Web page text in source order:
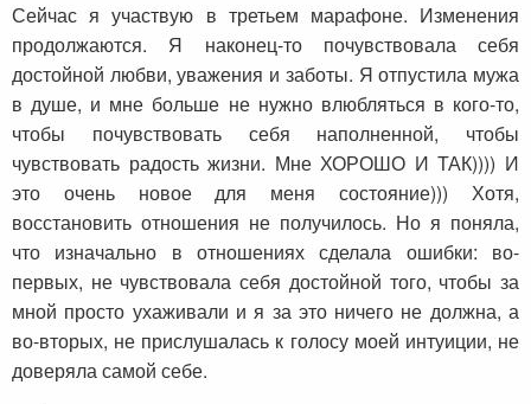
Сейчас я участвую в третьем марафоне. Изменения
продолжаются. Я наконец-то почувствовала себя
достойной любви, уважения и заботы. Я отпустила мужа
в душе, и мне больше не нужно влюбляться в кого-то,
чтобы почувствовать себя наполненной, чтобы
чувствовать радость жизни. Мне ХОРОШО И ТАК)))) И
это очень новое для меня состояние))) Хотя,
восстановить отношения не получилось. Но я поняла,
что изначально в отношениях сделала ошибки: во-
первых, не чувствовала себя достойной того, чтобы за
мной просто ухаживали и я за это ничего не должна, а
во-вторых, не прислушалась к голосу моей интуиции, не
доверяла самой себе.